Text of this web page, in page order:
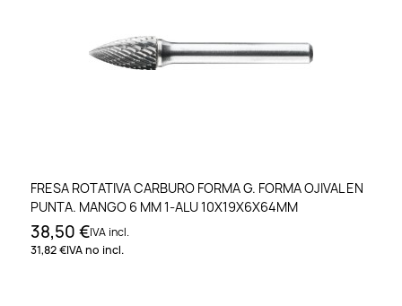
FRESA ROTATIVA CARBURO FORMA G. FORMA OJIVAL EN
PUNTA. MANGO 6 MM 1-ALU 10X19X6X64MM
38,50 €IVA incl.
31,82 €IVA no incl.